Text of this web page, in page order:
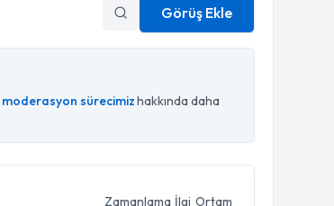
Görüş Ekle
moderasyon sürecimizhakkında daha
Zamanlama İlgi Ortam